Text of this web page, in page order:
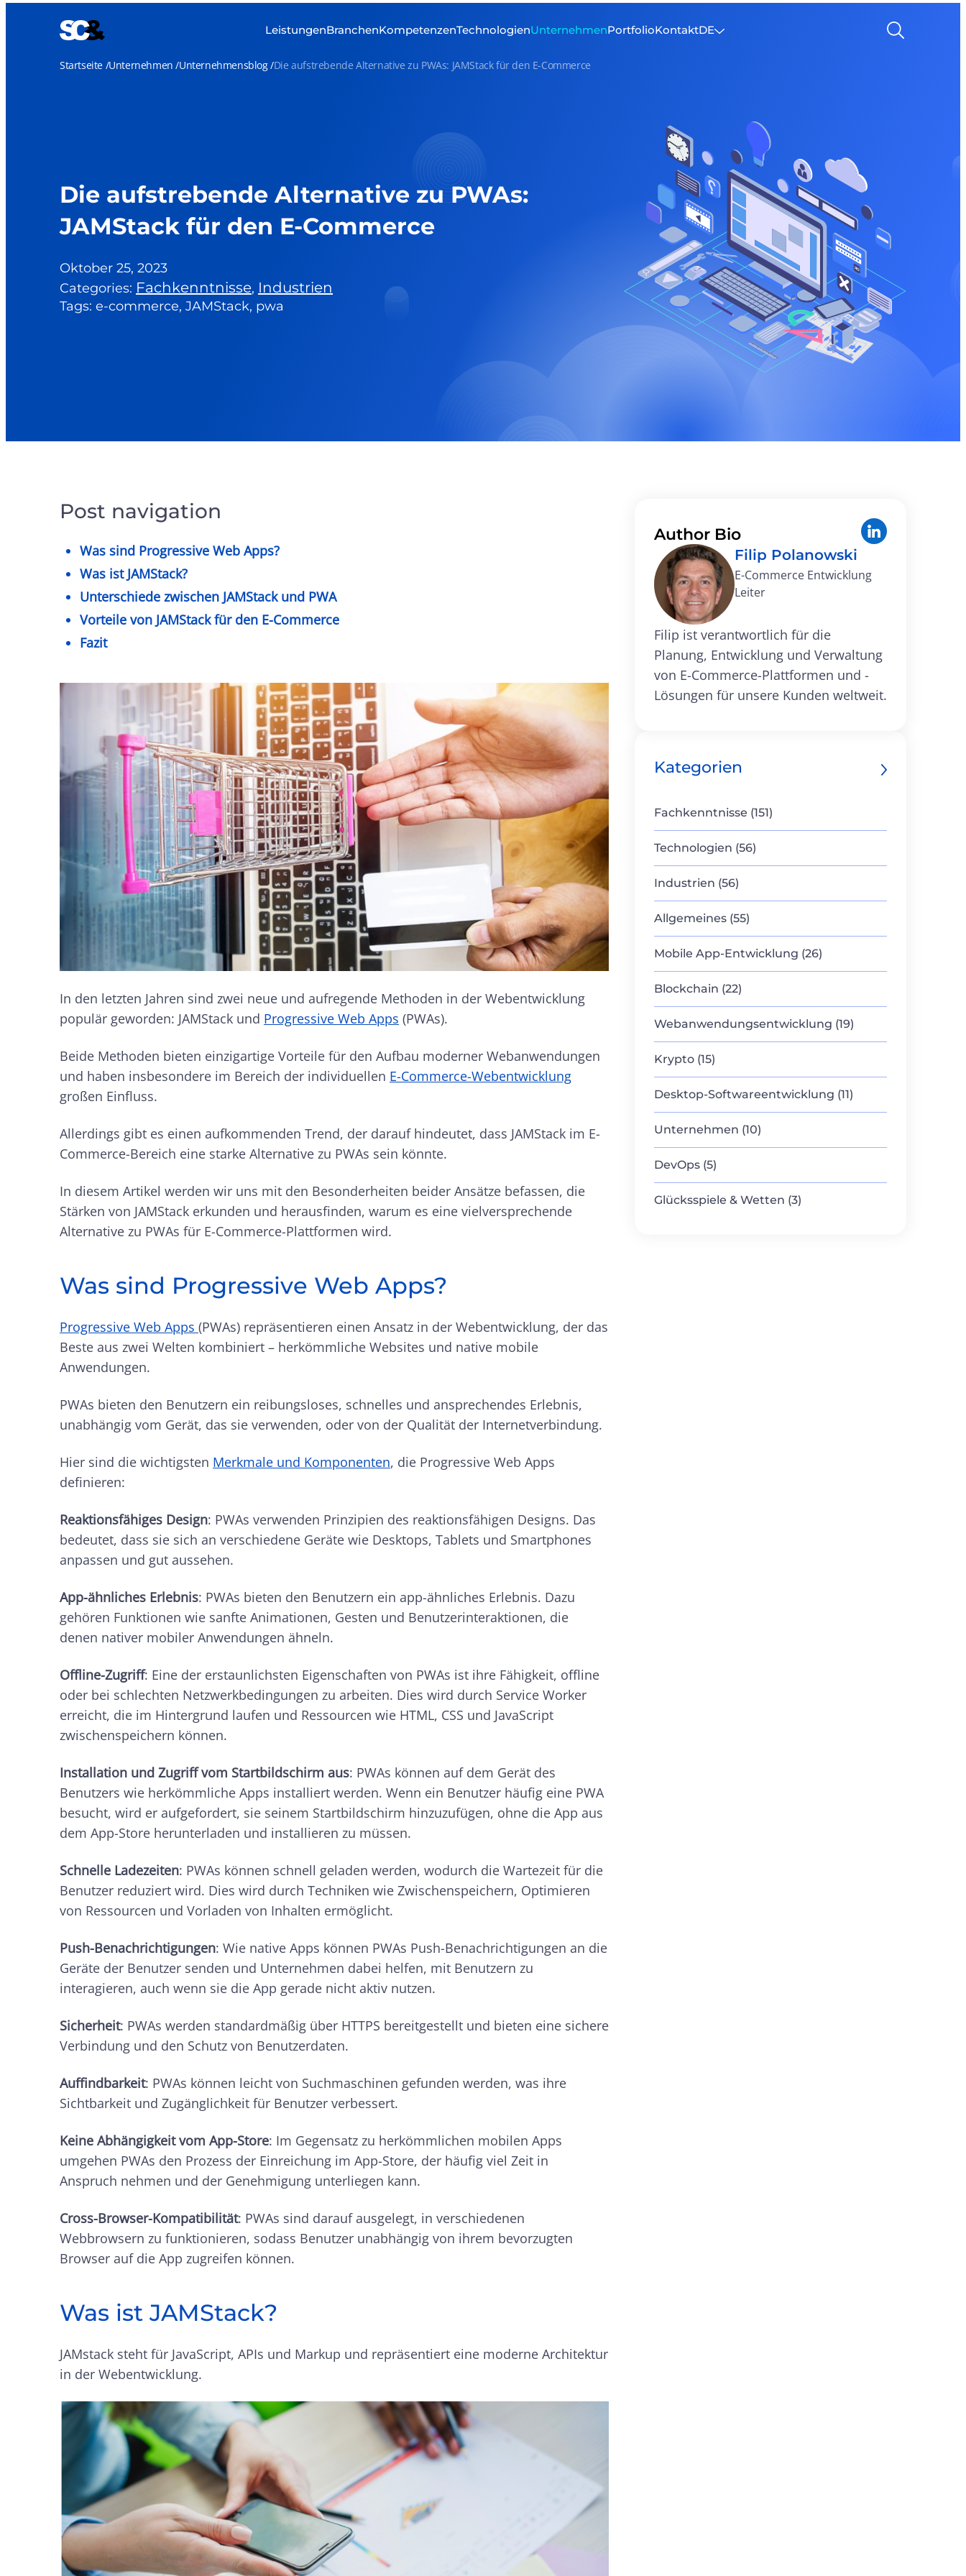
LeistungenBranchenKompetenzenTechnologienUnternehmenPortfolioKontaktDE
Startseite Unternehmen Unternehmensblog Die aufstrebende Alternative zu PWAs: JAMStack für den E-Commerce
Die aufstrebende Alternative zu PWAs:
JAMStack für den E-Commerce
Oktober 25, 2023
Categories: Fachkenntnisse, Industrien
Tags: e-commerce, JAMStack, pwa
Post navigation
Was sind Progressive Web Apps?
Was ist JAMStack?
Unterschiede zwischen JAMStack und PWA
Vorteile von JAMStack für den E-Commerce
Fazit
In den letzten Jahren sind zwei neue und aufregende Methoden in der Webentwicklung
populär geworden: JAMStack und Progressive Web Apps (PWAs).
Beide Methoden bieten einzigartige Vorteile für den Aufbau moderner Webanwendungen
und haben insbesondere im Bereich der individuellen E-Commerce-Webentwicklung
großen Einfluss.
Allerdings gibt es einen aufkommenden Trend, der darauf hindeutet, dass JAMStack im E-
Commerce-Bereich eine starke Alternative zu PWAs sein könnte.
In diesem Artikel werden wir uns mit den Besonderheiten beider Ansätze befassen, die
Stärken von JAMStack erkunden und herausfinden, warum es eine vielversprechende
Alternative zu PWAs für E-Commerce-Plattformen wird.
Was sind Progressive Web Apps?
Progressive Web Apps (PWAs) repräsentieren einen Ansatz in der Webentwicklung, der das
Beste aus zwei Welten kombiniert – herkömmliche Websites und native mobile
Anwendungen.
PWAs bieten den Benutzern ein reibungsloses, schnelles und ansprechendes Erlebnis,
unabhängig vom Gerät, das sie verwenden, oder von der Qualität der Internetverbindung.
Hier sind die wichtigsten Merkmale und Komponenten, die Progressive Web Apps
definieren:
Reaktionsfähiges Design: PWAs verwenden Prinzipien des reaktionsfähigen Designs. Das
bedeutet, dass sie sich an verschiedene Geräte wie Desktops, Tablets und Smartphones
anpassen und gut aussehen.
App-ähnliches Erlebnis: PWAs bieten den Benutzern ein app-ähnliches Erlebnis. Dazu
gehören Funktionen wie sanfte Animationen, Gesten und Benutzerinteraktionen, die
denen nativer mobiler Anwendungen ähneln.
Offline-Zugriff: Eine der erstaunlichsten Eigenschaften von PWAs ist ihre Fähigkeit, offline
oder bei schlechten Netzwerkbedingungen zu arbeiten. Dies wird durch Service Worker
erreicht, die im Hintergrund laufen und Ressourcen wie HTML, CSS und JavaScript
zwischenspeichern können.
Installation und Zugriff vom Startbildschirm aus: PWAs können auf dem Gerät des
Benutzers wie herkömmliche Apps installiert werden. Wenn ein Benutzer häufig eine PWA
besucht, wird er aufgefordert, sie seinem Startbildschirm hinzuzufügen, ohne die App aus
dem App-Store herunterladen und installieren zu müssen.
Schnelle Ladezeiten: PWAs können schnell geladen werden, wodurch die Wartezeit für die
Benutzer reduziert wird. Dies wird durch Techniken wie Zwischenspeichern, Optimieren
von Ressourcen und Vorladen von Inhalten ermöglicht.
Push-Benachrichtigungen: Wie native Apps können PWAs Push-Benachrichtigungen an die
Geräte der Benutzer senden und Unternehmen dabei helfen, mit Benutzern zu
interagieren, auch wenn sie die App gerade nicht aktiv nutzen.
Sicherheit: PWAs werden standardmäßig über HTTPS bereitgestellt und bieten eine sichere
Verbindung und den Schutz von Benutzerdaten.
Auffindbarkeit: PWAs können leicht von Suchmaschinen gefunden werden, was ihre
Sichtbarkeit und Zugänglichkeit für Benutzer verbessert.
Keine Abhängigkeit vom App-Store: Im Gegensatz zu herkömmlichen mobilen Apps
umgehen PWAs den Prozess der Einreichung im App-Store, der häufig viel Zeit in
Anspruch nehmen und der Genehmigung unterliegen kann.
Cross-Browser-Kompatibilität: PWAs sind darauf ausgelegt, in verschiedenen
Webbrowsern zu funktionieren, sodass Benutzer unabhängig von ihrem bevorzugten
Browser auf die App zugreifen können.
Was ist JAMStack?
JAMstack steht für JavaScript, APIs und Markup und repräsentiert eine moderne Architektur
in der Webentwicklung.
Author Bio
Filip Polanowski
E-Commerce Entwicklung
Leiter
Filip ist verantwortlich für die
Planung, Entwicklung und Verwaltung
von E-Commerce-Plattformen und -
Lösungen für unsere Kunden weltweit.
Kategorien
Fachkenntnisse (151)
Technologien (56)
Industrien (56)
Allgemeines (55)
Mobile App-Entwicklung (26)
Blockchain (22)
Webanwendungsentwicklung (19)
Krypto (15)
Desktop-Softwareentwicklung (11)
Unternehmen (10)
DevOps (5)
Glücksspiele & Wetten (3)